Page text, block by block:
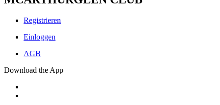
Registrieren
Einloggen
AGB
Download the App